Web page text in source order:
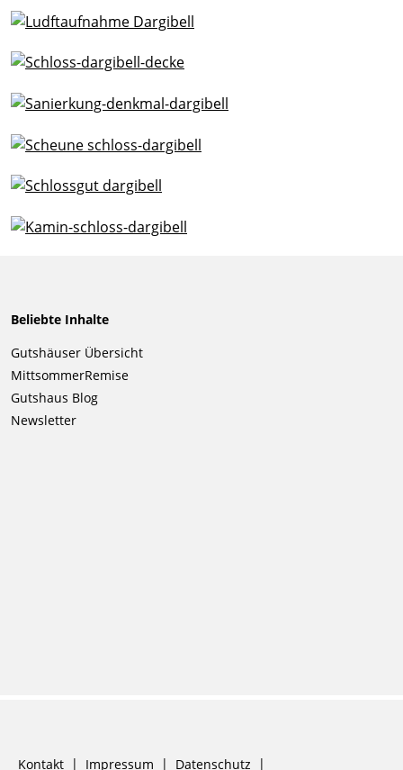
Beliebte Inhalte
Navigation
überspringen
Gutshäuser Übersicht
MittsommerRemise
Gutshaus Blog
Newsletter
Navigation
Kontakt Impressum Datenschutz